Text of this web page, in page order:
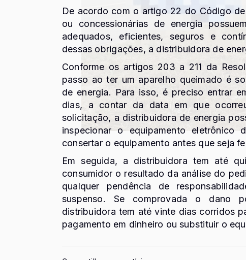
De acordo com o artigo 22 do Código
ou concessionárias de energia
adequados, eficientes, seguros e
dessas obrigações, a distribuidora de
Conforme os artigos 203 a 211 da
passo ao ter um aparelho queimado é
de energia. Para isso, é preciso entrar
dias, a contar da data em que
solicitação, a distribuidora de energia
inspecionar o equipamento eletrônico
consertar o equipamento antes que seja
Em seguida, a distribuidora tem até
consumidor o resultado da análise do
qualquer pendência de
suspenso. Se comprovada o dano
distribuidora tem até vinte dias corridos
pagamento em dinheiro ou substituir o